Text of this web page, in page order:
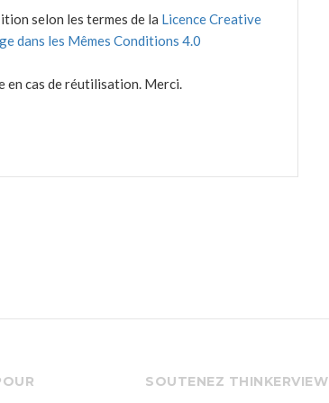
augmenter
selon les termes de la Licence Creative
dans les Mêmes Conditions 4.0
cas de réutilisation. Merci.
SOUTENEZ THINKERVIEW